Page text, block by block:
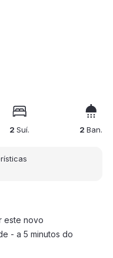
2 Suí. 2Ban.
este novo
- a 5 minutos do